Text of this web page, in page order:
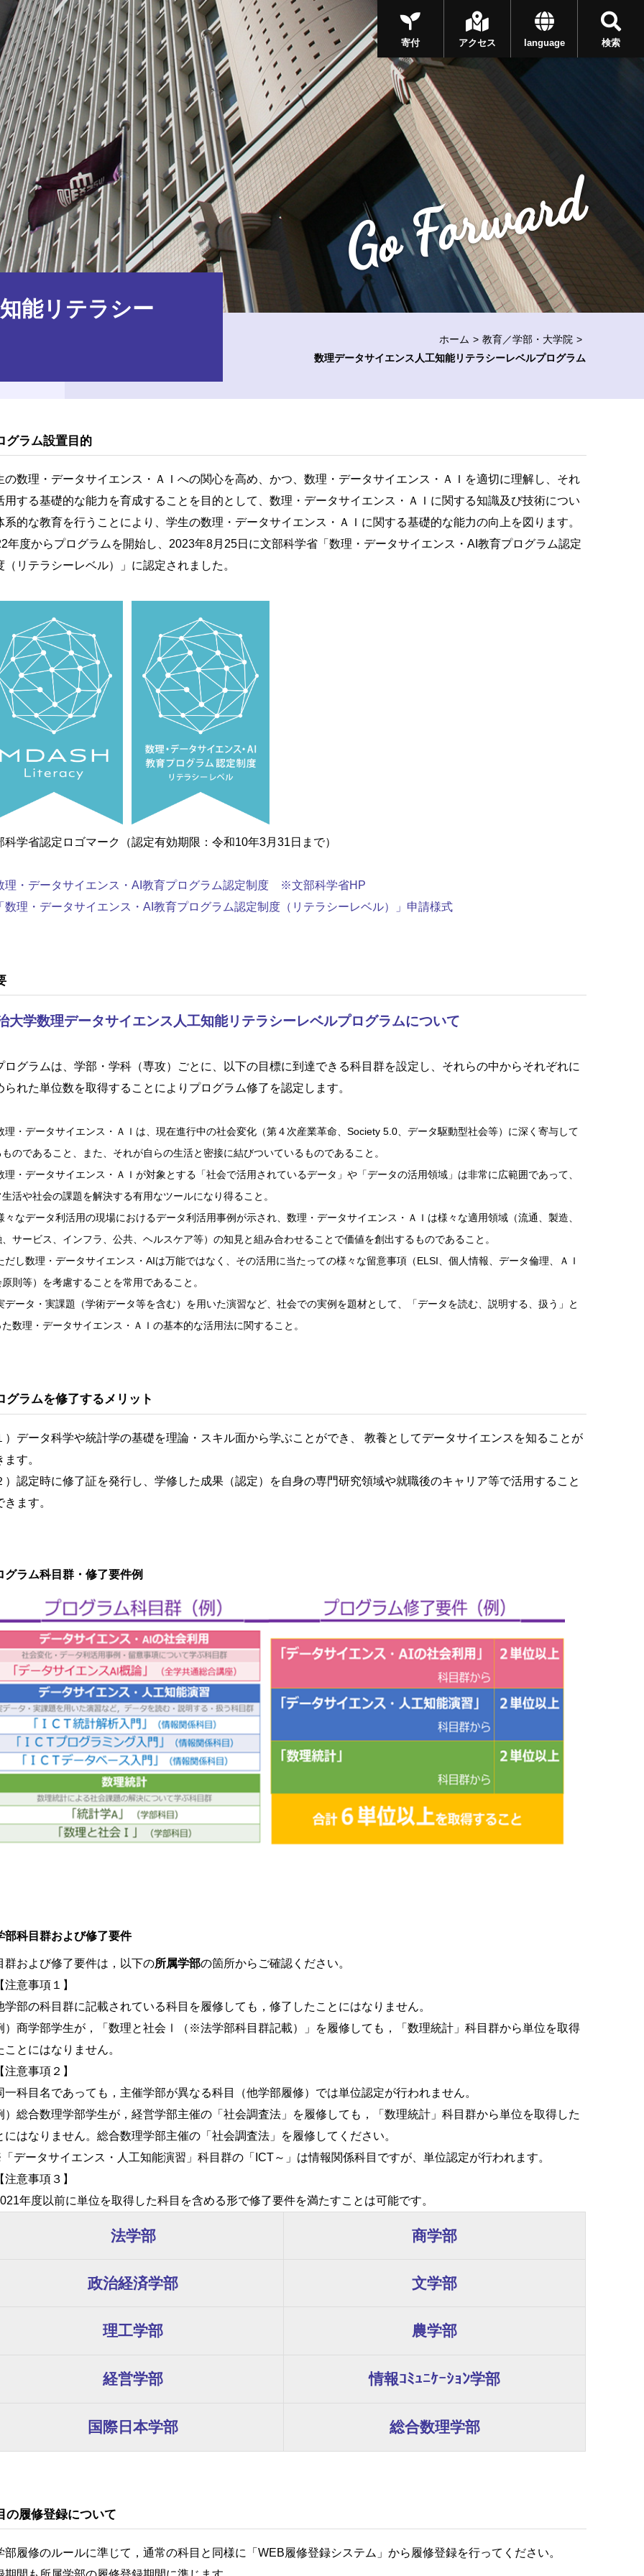
検索
language
アクセス
寄付
Go Forward
能リテラシー
ホーム
教育／学部・大学院
数理データサイエンス人工知能リテラシーレベルプログラム
グラム設置目的
の数理・データサイエンス・ＡＩへの関心を高め、かつ、数理・データサイエンス・ＡＩを適切に理解し、それ
用する基礎的な能力を育成することを目的として、数理・データサイエンス・ＡＩに関する知識及び技術につい
系的な教育を行うことにより、学生の数理・データサイエンス・ＡＩに関する基礎的な能力の向上を図ります。
年度からプログラムを開始し、2023年8月25日に文部科学省「数理・データサイエンス・AI教育プログラム認定
（リテラシーレベル）」に認定されました。
科学省認定ロゴマーク（認定有効期限：令和10年3月31日まで）
理・データサイエンス・AI教育プログラム認定制度 ※文部科学省HP
数理・データサイエンス・AI教育プログラム認定制度（リテラシーレベル）」申請様式
大学数理データサイエンス人工知能リテラシーレベルプログラムについて
ログラムは、学部・学科（専攻）ごとに、以下の目標に到達できる科目群を設定し、それらの中からそれぞれに
られた単位数を取得することによりプログラム修了を認定します。
・データサイエンス・ＡＩは、現在進行中の社会変化（第４次産業革命、Society 5.0、データ駆動型社会等）に深く寄与して
ものであること、また、それが自らの生活と密接に結びついているものであること。
・データサイエンス・ＡＩが対象とする「社会で活用されているデータ」や「データの活用領域」は非常に広範囲であって、
生活や社会の課題を解決する有用なツールになり得ること。
なデータ利活用の現場におけるデータ利活用事例が示され、数理・データサイエンス・ＡＩは様々な適用領域（流通、製造、
、サービス、インフラ、公共、ヘルスケア等）の知見と組み合わせることで価値を創出するものであること。
し数理・データサイエンス・AIは万能ではなく、その活用に当たっての様々な留意事項（ELSI、個人情報、データ倫理、ＡＩ
則等）を考慮することを常用であること。
ータ・実課題（学術データ等を含む）を用いた演習など、社会での実例を題材として、「データを読む、説明する、扱う」と
た数理・データサイエンス・ＡＩの基本的な活用法に関すること。
グラムを修了するメリット
）データ科学や統計学の基礎を理論・スキル面から学ぶことができ、 教養としてデータサイエンスを知ることが
ます。
）認定時に修了証を発行し、学修した成果（認定）を自身の専門研究領域や就職後のキャリア等で活用すること
きます。
グラム科目群・修了要件例
部科目群および修了要件
群および修了要件は，以下の所属学部の箇所からご確認ください。
意事項１】
部の科目群に記載されている科目を履修しても，修了したことにはなりません。
商学部学生が，「数理と社会Ⅰ（※法学部科目群記載）」を履修しても，「数理統計」科目群から単位を取得
ことにはなりません。
意事項２】
科目名であっても，主催学部が異なる科目（他学部履修）では単位認定が行われません。
総合数理学部学生が，経営学部主催の「社会調査法」を履修しても，「数理統計」科目群から単位を取得した
にはなりません。総合数理学部主催の「社会調査法」を履修してください。
データサイエンス・人工知能演習」科目群の「ICT～」は情報関係科目ですが、単位認定が行われます。
意事項３】
年度以前に単位を取得した科目を含める形で修了要件を満たすことは可能です。
法学部 商学部
政治経済学部 文学部
理工学部 農学部
経営学部 情報ｺﾐｭﾆｹｰｼｮﾝ学部
国際日本学部 総合数理学部
の履修登録について
部履修のルールに準じて，通常の科目と同様に「WEB履修登録システム」から履修登録を行ってください。